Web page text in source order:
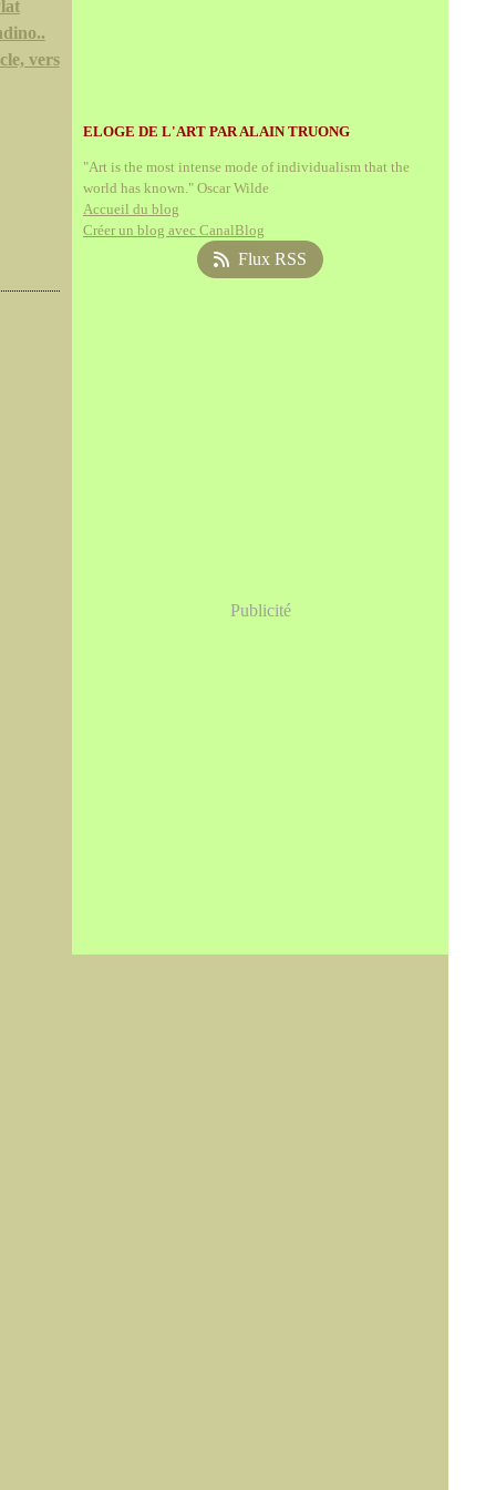
vers
ELOGE DE L'ART PAR ALAIN TRUONG
"Art is the most intense mode of individualism that the
world has known." Oscar Wilde
Accueil du blog
Créer un blog avec CanalBlog
Flux RSS
Publicité